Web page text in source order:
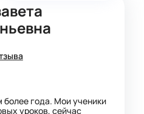
года. Мои ученики
уроков, сейчас